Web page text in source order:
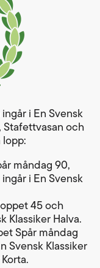
i En Svensk
Stafettvasan och
lopp:
måndag 90,
i En Svensk
45 och
Klassiker Halva.
Spår måndag
Svensk Klassiker